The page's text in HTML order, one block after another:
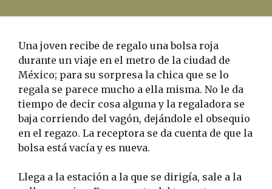
Una joven recibe de regalo una bolsa roja
durante un viaje en el metro de la ciudad de
México; para su sorpresa la chica que se lo
regala se parece mucho a ella misma. No le da
tiempo de decir cosa alguna y la regaladora se
baja corriendo del vagón, dejándole el obsequio
en el regazo. La receptora se da cuenta de que la
bolsa está vacía y es nueva.
Llega a la estación a la que se dirigía, sale a la